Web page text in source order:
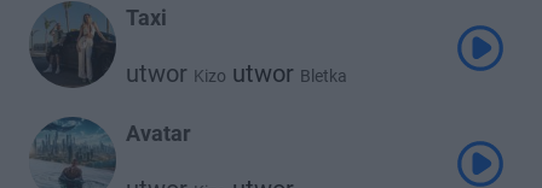
Taxi
utwor Kizo utwor Bletka
Avatar